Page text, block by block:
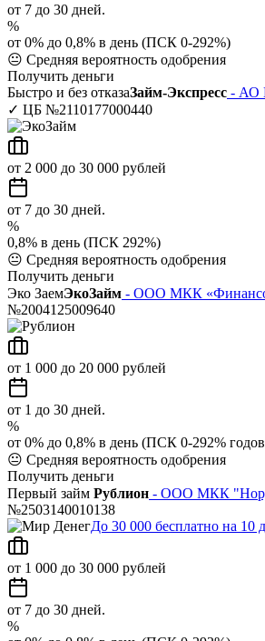
от 7 до 30 дней.
%
от 0% до 0,8% в день (ПСК 0-292%)
😐 Средняя вероятность одобрения
Получить деньги
Быстро и без отказаЗайм-Экспресс - АО
✓ ЦБ №2110177000440
от 2 000 до 30 000 рублей
от 7 до 30 дней.
%
0,8% в день (ПСК 292%)
😐 Средняя вероятность одобрения
Получить деньги
Эко ЗаемЭкоЗайм - ООО МКК
№2004125009640
от 1 000 до 20 000 рублей
от 1 до 30 дней.
%
от 0% до 0,8% в день (ПСК 0-292%
😐 Средняя вероятность одобрения
Получить деньги
Первый займ Рублион - ООО МКК
№2503140010138
До 30 000 бесплатно на 10
от 1 000 до 30 000 рублей
от 7 до 30 дней.
%